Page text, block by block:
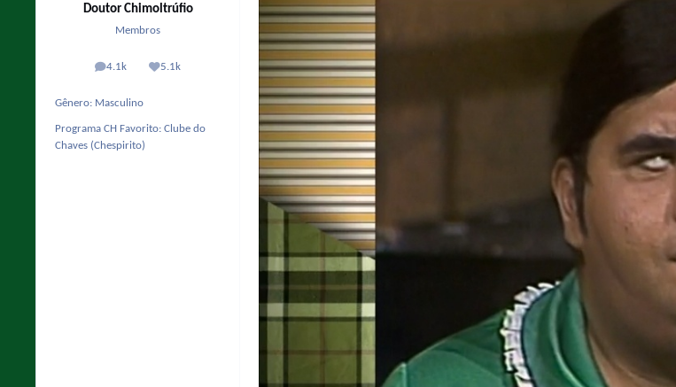
Doutor Chimoltrúfio
Membros
4.1k
posts 5.1k
Reputação
Gênero: Masculino
Programa CH Favorito: Clube do
Chaves (Chespirito)